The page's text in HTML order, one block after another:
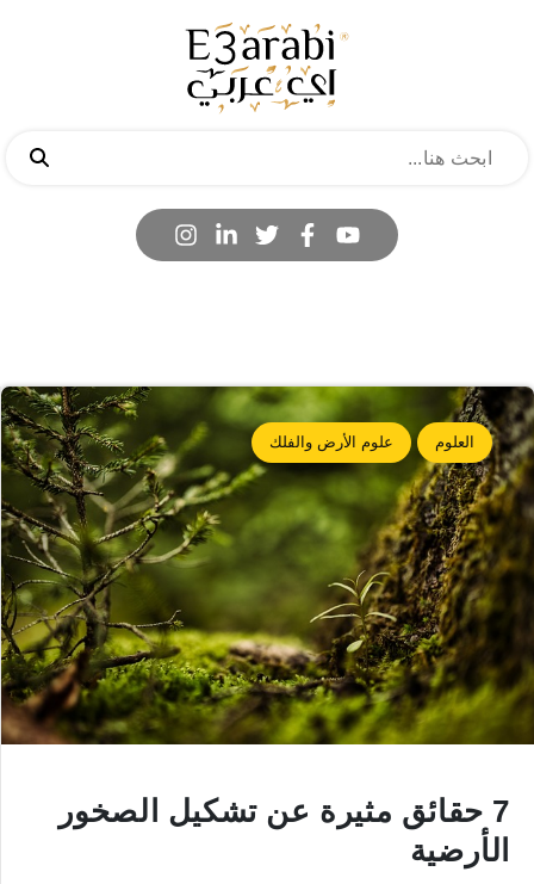
العلوم علوم الأرض والفلك
7 حقائق مثيرة عن تشكيل الصخور
الأرضية